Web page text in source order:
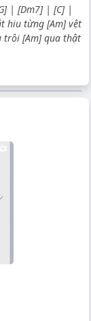
| [Dm7] | [C] |
hiu từng [Am] vệt
trôi [Am] qua thật